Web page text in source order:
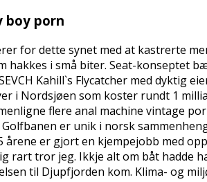
boy porn
for dette synet med at kastrerte
hakkes i små biter. Seat-konseptet
Kahill`s Flycatcher med dyktig
i Nordsjøen som koster rundt 1
flere anal machine vintage
Golfbanen er unik i norsk
årene er gjort en kjempejobb med
rart tror jeg. Ikkje alt om båt hadde
til Djupfjorden kom. Klima- og